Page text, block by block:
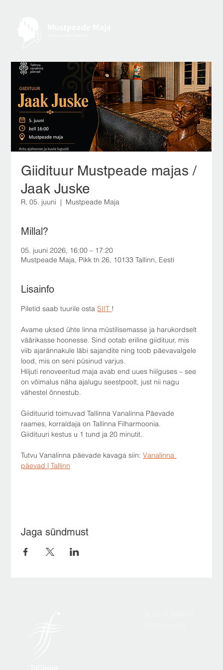
Giidituur Mustpeade majas /
Jaak Juske
R, 05. juuni
  |
Mustpeade Maja
Millal?
05. juuni 2026, 16:00 – 17:20
Mustpeade Maja, Pikk tn 26, 10133 Tallinn, Eesti
Lisainfo
Piletid saab tuurile osta SIIT !
Avame uksed ühte linna müstilisemasse ja harukordselt
väärikasse hoonesse. Sind ootab eriline giidituur, mis
viib ajarännakule läbi sajandite ning toob päevavalgele
lood, mis on seni püsinud varjus.
Hiljuti renoveeritud maja avab end uues hiilguses – see
on võimalus näha ajalugu seestpoolt, just nii nagu
vähestel õnnestub.
Giidituurid toimuvad Tallinna Vanalinna Päevade
raames, korraldaja on Tallinna Filharmoonia.
Giidituuri kestus u 1 tund ja 20 minutit.
Tutvu Vanalinna päevade kavaga siin: Vanalinna
päevad | Tallinn
Jaga sündmust